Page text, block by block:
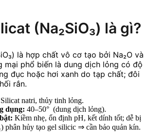
(Na₂SiO₃) là gì?
là hợp chất vô cơ tạo bởi Na₂O và
mại phổ biến là dung dịch lỏng có độ
đục hoặc hơi xanh do tạp chất; đôi
rắn.
Silicat natri, thủy tinh lỏng.
dụng: 40–50° (dung dịch lỏng).
Kiềm nhẹ, ổn định pH, kết dính tốt; dễ bị
phân hủy tạo gel silicic ⇒ cần bảo quản kín.